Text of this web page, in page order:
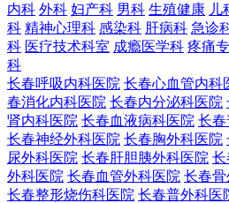
内科 外科 妇产科 男科 生殖健康 儿
科 精神心理科 感染科 肝病科 急诊
科 医疗技术科室 成瘾医学科 疼痛
科
长春呼吸内科医院 长春心血管内科
春消化内科医院 长春内分泌科医院
肾内科医院 长春血液病科医院 长春
长春神经外科医院 长春胸外科医院
尿外科医院 长春肝胆胰外科医院 长
外科医院 长春血管外科医院 长春
长春整形烧伤科医院 长春普外科医